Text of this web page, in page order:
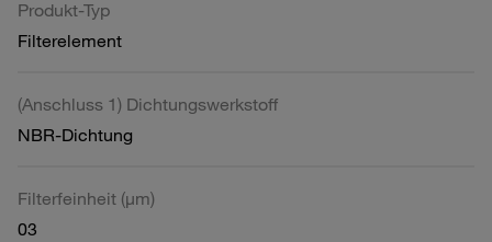
Produkt-Typ
Filterelement
(Anschluss 1) Dichtungswerkstoff
NBR-Dichtung
Filterfeinheit (µm)
03